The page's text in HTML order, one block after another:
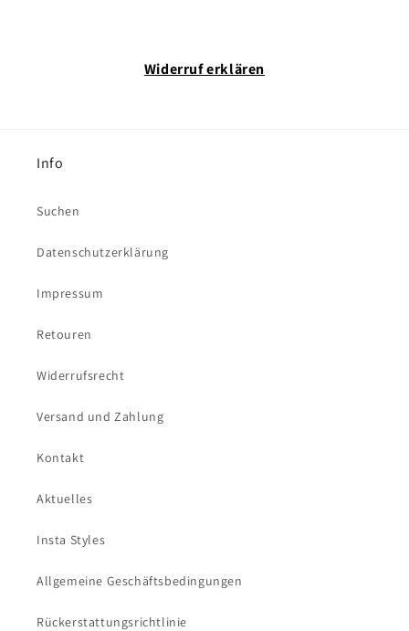
Widerruf erklären
Info
Suchen
Datenschutzerklärung
Impressum
Retouren
Widerrufsrecht
Versand und Zahlung
Kontakt
Aktuelles
Insta Styles
Allgemeine Geschäftsbedingungen
Rückerstattungsrichtlinie